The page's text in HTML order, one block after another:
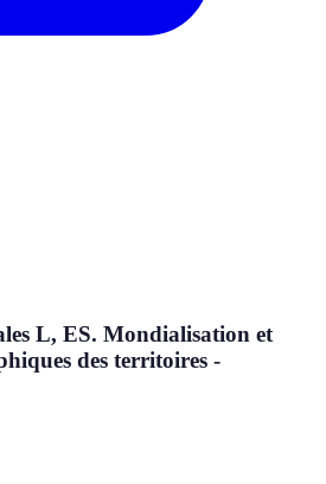
L, ES. Mondialisation et
des territoires -